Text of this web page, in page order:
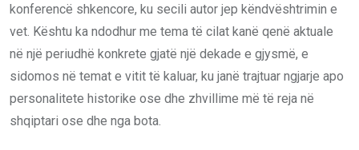
konferencë shkencore, ku secili autor jep këndvështrimin e
vet. Kështu ka ndodhur me tema të cilat kanë qenë aktuale
në një periudhë konkrete gjatë një dekade e gjysmë, e
sidomos në temat e vitit të kaluar, ku janë trajtuar ngjarje apo
personalitete historike ose dhe zhvillime më të reja në
shqiptari ose dhe nga bota.